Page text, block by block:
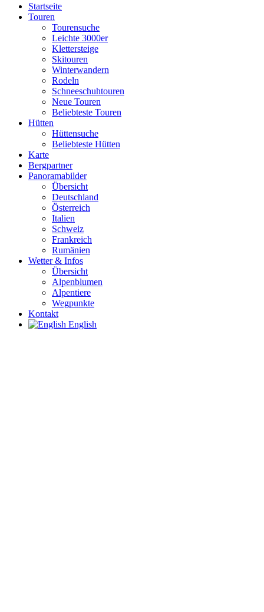
Startseite
Touren
Tourensuche
Leichte 3000er
Klettersteige
Skitouren
Winterwandern
Rodeln
Schneeschuhtouren
Neue Touren
Beliebteste Touren
Hütten
Hüttensuche
Beliebteste Hütten
Karte
Bergpartner
Panoramabilder
Übersicht
Deutschland
Österreich
Italien
Schweiz
Frankreich
Rumänien
Wetter & Infos
Übersicht
Alpenblumen
Alpentiere
Wegpunkte
Kontakt
English